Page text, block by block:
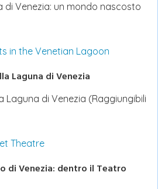
di Venezia: un mondo nascosto
Laguna di Venezia
Laguna di Venezia (Raggiungibili
di Venezia: dentro il Teatro